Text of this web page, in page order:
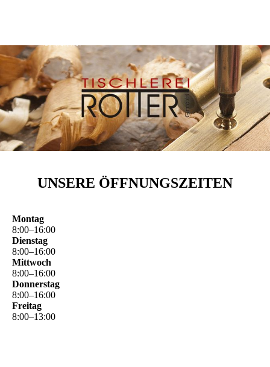
UNSERE ÖFFNUNGSZEITEN
Montag
8:00–16:00
Dienstag
8:00–16:00
Mittwoch
8:00–16:00
Donnerstag
8:00–16:00
Freitag
8:00–13:00